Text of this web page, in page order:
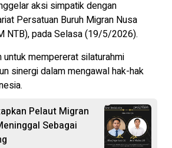
aksi simpatik dengan
Persatuan Buruh Migran Nusa
NTB), pada Selasa (19/5/2026).
untuk mempererat silaturahmi
sinergi dalam mengawal hak-hak
Pelaut Migran
Sebagai